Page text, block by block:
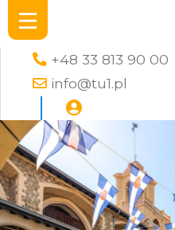
+48 33 813 90 00
info@tu1.pl